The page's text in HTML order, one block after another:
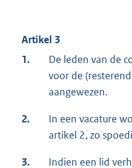
Artikel 3
1.
De leden van de
voor de
aangewezen.
2.
In een vacature
artikel 2, zo
3.
Indien een lid